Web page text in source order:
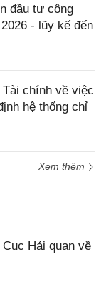
đầu tư công
- lũy kế đến
Tài chính về việc
hệ thống chỉ
Xem thêm
Hải quan về